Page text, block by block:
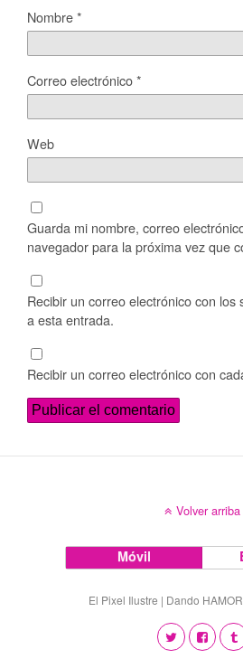
Nombre*
Correo electrónico*
Web
Guarda mi nombre, correo
navegador para la próxima vez que
Recibir un correo electrónico con los
a esta entrada.
Recibir un correo electrónico con
Volver arriba
Móvil
El Pixel Ilustre | Dando